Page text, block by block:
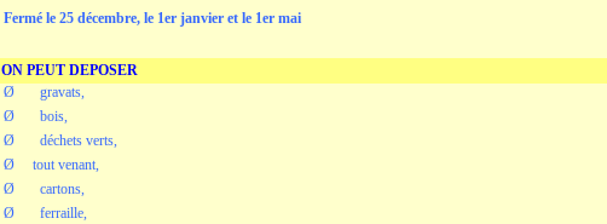
Fermé le 25 décembre, le 1er janvier et le 1er mai
ON PEUT DEPOSER
Ø
gravats,
Ø
bois,
Ø
déchets verts,
Ø
tout venant,
Ø
cartons,
Ø
ferraille,